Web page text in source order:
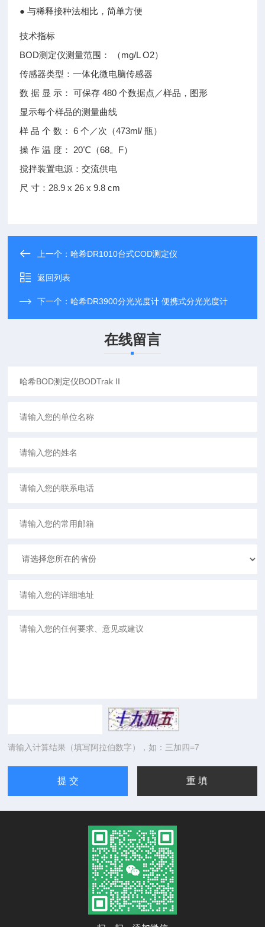
● 与稀释接种法相比，简单方便
技术指标
BOD测定仪测量范围： （mg/L O2）
传感器类型：一体化微电脑传感器
数 据 显 示： 可保存 480 个数据点／样品，图形
显示每个样品的测量曲线
样 品 个 数： 6 个／次（473ml/ 瓶）
操 作 温 度： 20℃（68。F）
搅拌装置电源：交流供电
尺 寸：28.9 x 26 x 9.8 cm
上一个：哈希DR1010台式COD测定仪
返回列表
下一个：哈希DR3900分光光度计 便携式分光光度计
在线留言
请输入计算结果（填写阿拉伯数字），如：三加四=7